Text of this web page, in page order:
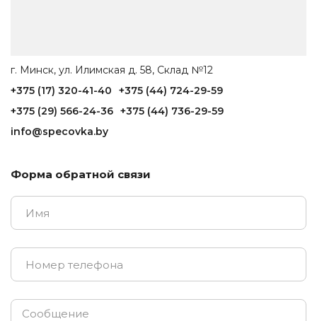
Форма обратной связи
г. Минск, ул. Илимская д. 58, Склад №12
+375 (17) 320-41-40
+375 (44) 724-29-59
+375 (29) 566-24-36 +375 (44) 736-29-59
info@specovka.by